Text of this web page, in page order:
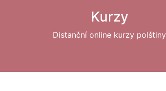
Kurzy
Distanční online kurzy polštiny